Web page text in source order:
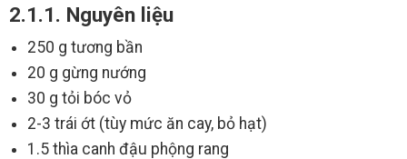
2.1.1. Nguyên liệu
250 g tương bần
20 g gừng nướng
30 g tỏi bóc vỏ
2-3 trái ớt (tùy mức ăn cay, bỏ hạt)
1.5 thìa canh đậu phộng rang